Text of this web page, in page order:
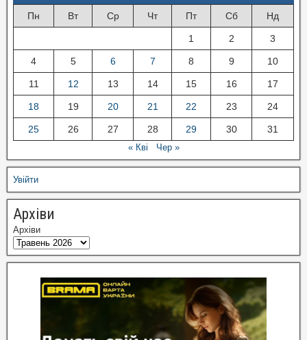
Пн Вт Ср Чт Пт Сб Нд
1 2 3
4 5 6 7 8 9 10
11 12 13 14 15 16 17
18 19 20 21 22 23 24
25 26 27 28 29 30 31
« Кві Чер »
Увійти
Архіви
Архіви